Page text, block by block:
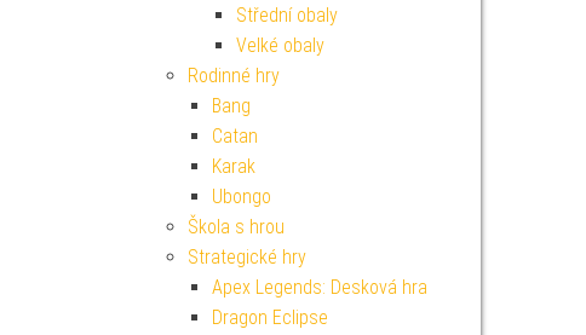
Střední obaly
Velké obaly
Rodinné hry
Bang
Catan
Karak
Ubongo
Škola s hrou
Strategické hry
Apex Legends: Desková hra
Dragon Eclipse